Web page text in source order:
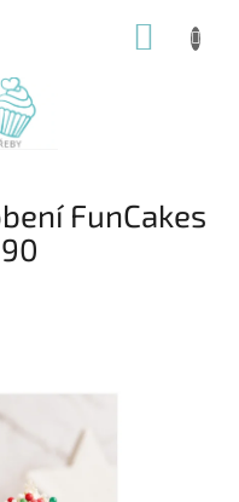
FunCakes